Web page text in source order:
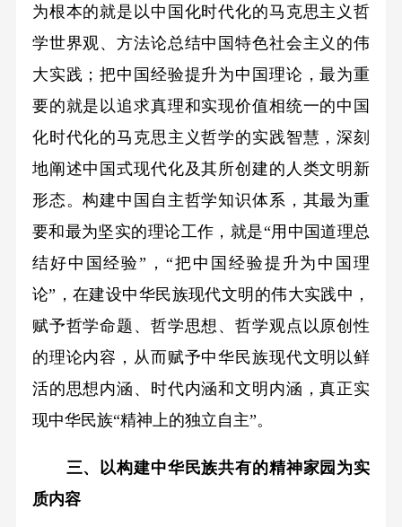
为根本的就是以中国化时代化的马克思主义哲
学世界观、方法论总结中国特色社会主义的伟
大实践；把中国经验提升为中国理论，最为重
要的就是以追求真理和实现价值相统一的中国
化时代化的马克思主义哲学的实践智慧，深刻
地阐述中国式现代化及其所创建的人类文明新
形态。构建中国自主哲学知识体系，其最为重
要和最为坚实的理论工作，就是“用中国道理总
结好中国经验”，“把中国经验提升为中国理
论”，在建设中华民族现代文明的伟大实践中，
赋予哲学命题、哲学思想、哲学观点以原创性
的理论内容，从而赋予中华民族现代文明以鲜
活的思想内涵、时代内涵和文明内涵，真正实
现中华民族“精神上的独立自主”。
三、以构建中华民族共有的精神家园为实
质内容